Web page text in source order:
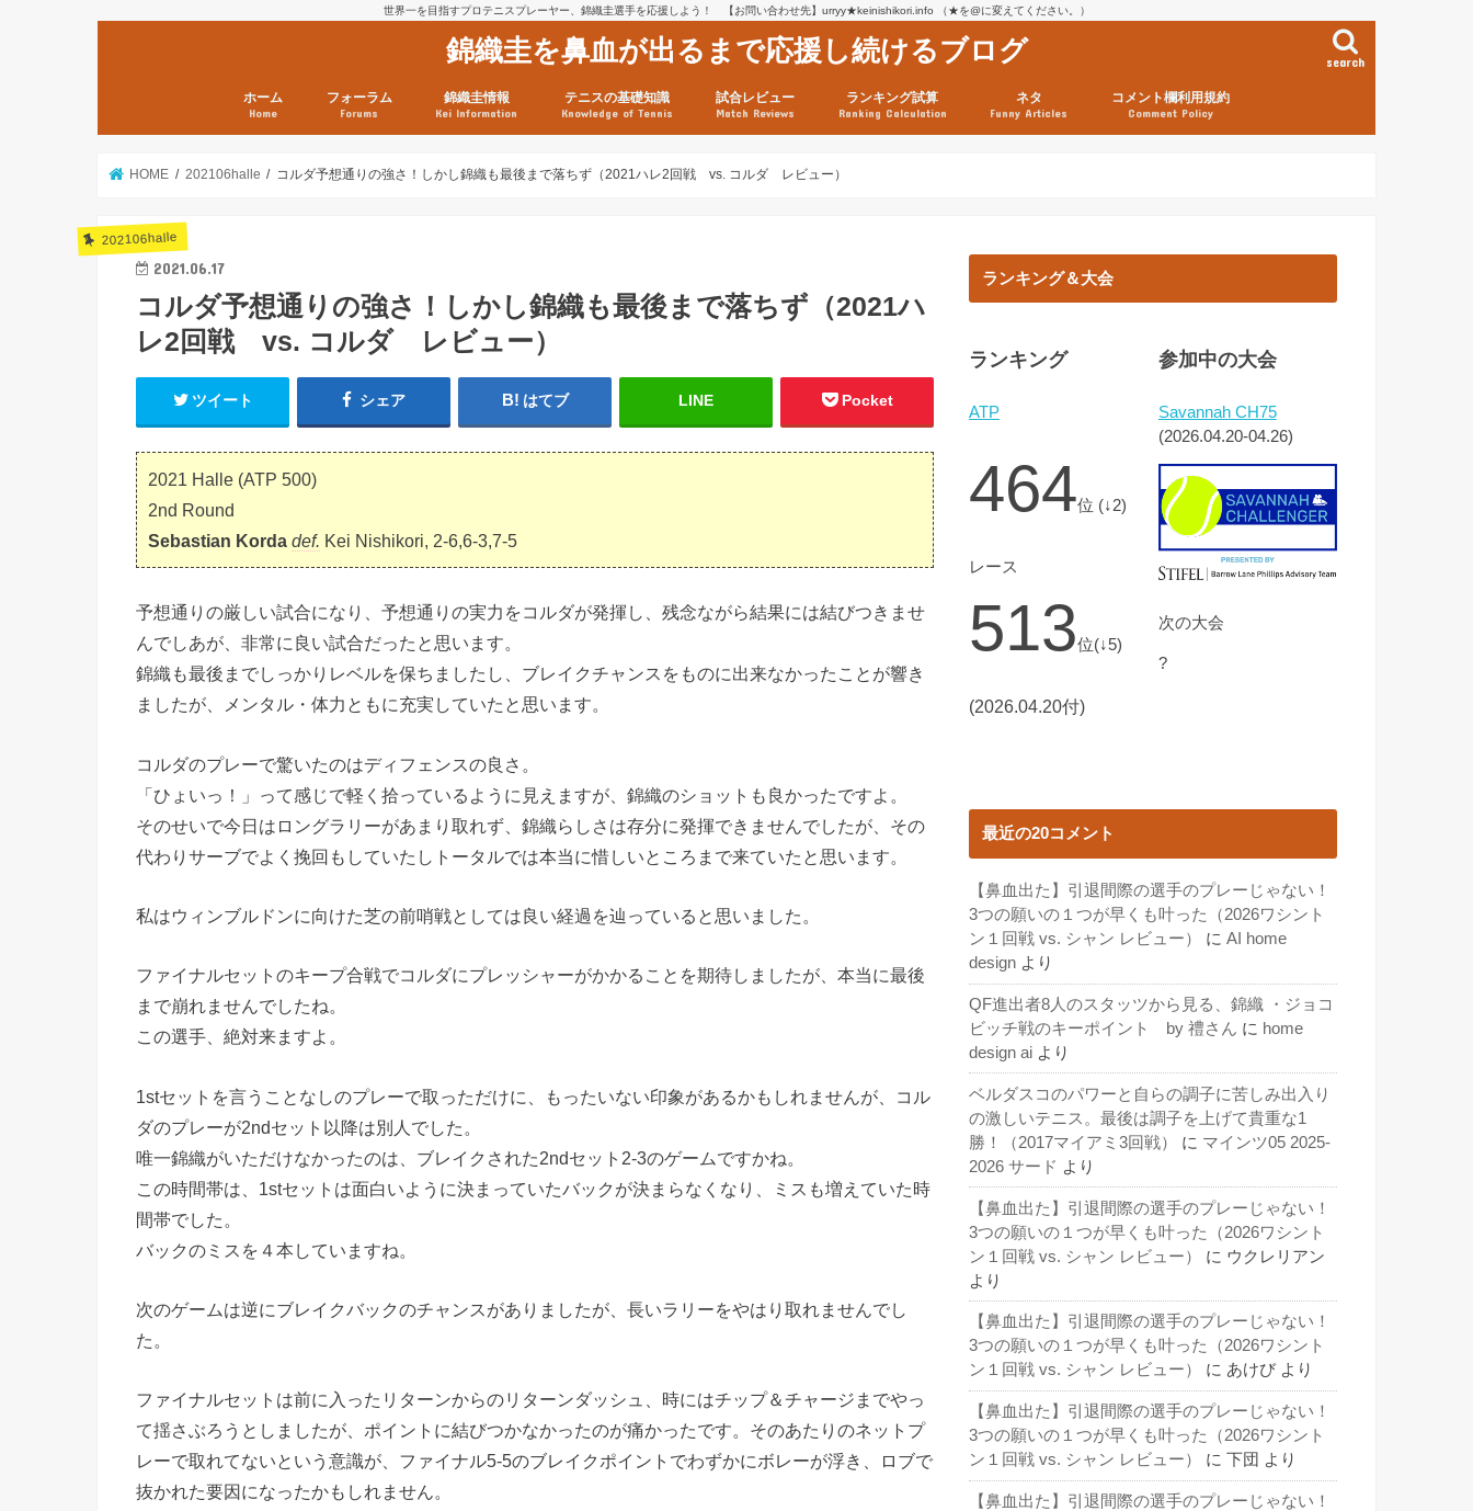
世界一を目指すプロテニスプレーヤー、錦織圭選手を応援しよう！ 【お問い合わせ先】urryy★keinishikori.info （★を@に変えてください。）
錦織圭を鼻血が出るまで応援し続けるブログ search
ホーム
Home
フォーラム
Forums
錦織圭情報
Kei Information
日現在）
点）
テニスの基礎知識
Knowledge of Tennis
試合レビュー
Match Reviews
ランキング試算
Ranking Calculation
ネタ
Funny Articles
コメント欄利用規約
Comment Policy
HOME 202106halle コルダ予想通りの強さ！しかし錦織も最後まで落ちず（2021ハレ2回戦 vs. コルダ レビュー）
202106halle
2021.06.17
コルダ予想通りの強さ！しかし錦織も最後まで落ちず（2021ハ
レ2回戦 vs. コルダ レビュー）
ツイート シェア はてブ LINE Pocket
2021 Halle (ATP 500)
2nd Round
Sebastian Korda def. Kei Nishikori, 2-6,6-3,7-5
予想通りの厳しい試合になり、予想通りの実力をコルダが発揮し、残念ながら結果には結びつきませ
んでしあが、非常に良い試合だったと思います。
錦織も最後までしっかりレベルを保ちましたし、ブレイクチャンスをものに出来なかったことが響き
ましたが、メンタル・体力ともに充実していたと思います。
コルダのプレーで驚いたのはディフェンスの良さ。
「ひょいっ！」って感じで軽く拾っているように見えますが、錦織のショットも良かったですよ。
そのせいで今日はロングラリーがあまり取れず、錦織らしさは存分に発揮できませんでしたが、その
代わりサーブでよく挽回もしていたしトータルでは本当に惜しいところまで来ていたと思います。
私はウィンブルドンに向けた芝の前哨戦としては良い経過を辿っていると思いました。
ファイナルセットのキープ合戦でコルダにプレッシャーがかかることを期待しましたが、本当に最後
まで崩れませんでしたね。
この選手、絶対来ますよ。
1stセットを言うことなしのプレーで取っただけに、もったいない印象があるかもしれませんが、コル
ダのプレーが2ndセット以降は別人でした。
唯一錦織がいただけなかったのは、ブレイクされた2ndセット2-3のゲームですかね。
この時間帯は、1stセットは面白いように決まっていたバックが決まらなくなり、ミスも増えていた時
間帯でした。
バックのミスを４本していますね。
次のゲームは逆にブレイクバックのチャンスがありましたが、長いラリーをやはり取れませんでし
た。
ファイナルセットは前に入ったリターンからのリターンダッシュ、時にはチップ＆チャージまでやっ
て揺さぶろうとしましたが、ポイントに結びつかなかったのが痛かったです。そのあたりのネットプ
レーで取れてないという意識が、ファイナル5-5のブレイクポイントでわずかにボレーが浮き、ロブで
抜かれた要因になったかもしれません。
ランキング＆大会
ランキング
ATP
464位 (↓2)
レース
513位(↓5)
(2026.04.20付)
参加中の大会
Savannah CH75
(2026.04.20-04.26)
次の大会
?
最近の20コメント
【鼻血出た】引退間際の選手のプレーじゃない！
3つの願いの１つが早くも叶った（2026ワシント
ン１回戦 vs. シャン レビュー）
に AI home
design より
QF進出者8人のスタッツから見る、錦織 ・ジョコ
ビッチ戦のキーポイント by 禮さん に home
design ai より
ベルダスコのパワーと自らの調子に苦しみ出入り
の激しいテニス。最後は調子を上げて貴重な1
勝！（2017マイアミ3回戦）
に マインツ05 2025-
2026 サード より
【鼻血出た】引退間際の選手のプレーじゃない！
3つの願いの１つが早くも叶った（2026ワシント
ン１回戦 vs. シャン レビュー）
に ウクレリアン
より
【鼻血出た】引退間際の選手のプレーじゃない！
3つの願いの１つが早くも叶った（2026ワシント
ン１回戦 vs. シャン レビュー）
に あけび より
【鼻血出た】引退間際の選手のプレーじゃない！
3つの願いの１つが早くも叶った（2026ワシント
ン１回戦 vs. シャン レビュー）
に 下団 より
【鼻血出た】引退間際の選手のプレーじゃない！